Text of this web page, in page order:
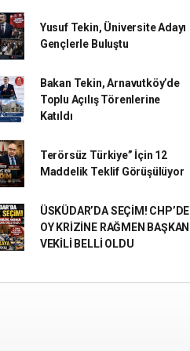
Yusuf Tekin, Üniversite Adayı
Gençlerle Buluştu
Bakan Tekin, Arnavutköy’de
Toplu Açılış Törenlerine
Katıldı
Terörsüz Türkiye” İçin 12
Maddelik Teklif Görüşülüyor
ÜSKÜDAR’DA SEÇİM! CHP’DE
OY KRİZİNE RAĞMEN BAŞKAN
VEKİLİ BELLİ OLDU